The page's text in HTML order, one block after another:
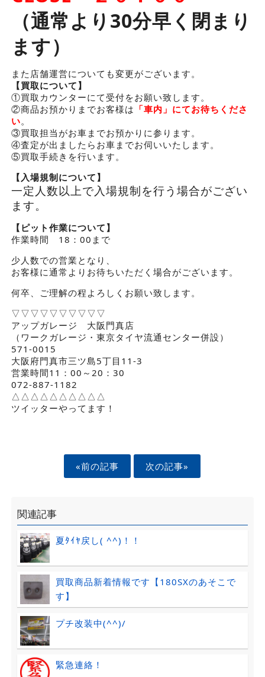
（通常より30分早く閉まり
ます）
また店舗運営についても変更がございます。
【買取について】
①買取カウンターにて受付をお願い致します。
②商品お預かりまでお客様は 「車内」にてお待ちくださ
い。
③買取担当がお車までお預かりに参ります。
④査定が出ましたらお車までお伺いいたします。
⑤買取手続きを行います。
【入場規制について】
一定人数以上で入場規制を行う場合がござい
ます。
【ピット作業について】
作業時間 18：00まで
少人数での営業となり、
お客様に通常よりお待ちいただく場合がございます。
何卒、ご理解の程よろしくお願い致します。
▽▽▽▽▽▽▽▽▽▽
アップガレージ 大阪門真店
（ワークガレージ・東京タイヤ流通センター併設）
571-0015
大阪府門真市三ツ島5丁目11-3
営業時間11：00～20：30
072-887-1182
△△△△△△△△△△
ツイッターやってます！
«前の記事 次の記事»
関連記事
夏ﾀｲﾔ戻し( ^^)！！
買取商品新着情報です【180SXのあそこで
す】
プチ改装中(^^)/
緊急連絡！